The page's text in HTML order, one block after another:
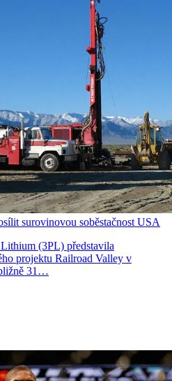
surovinovou soběstačnost USA
(3PL) představila
projektu Railroad Valley v
31…